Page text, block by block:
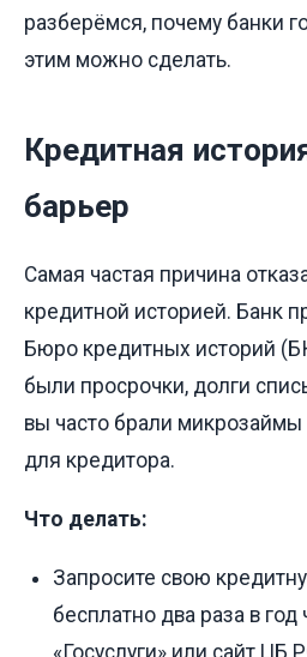
разберёмся, почему банки
этим можно сделать.
Кредитная
барьер
Самая частая причина
кредитной историей. Банк
Бюро кредитных историй
были просрочки, долги
вы часто брали
для кредитора.
Что делать:
Запросите свою
бесплатно два раза в год
«Госуслуги» или сайт ЦБ